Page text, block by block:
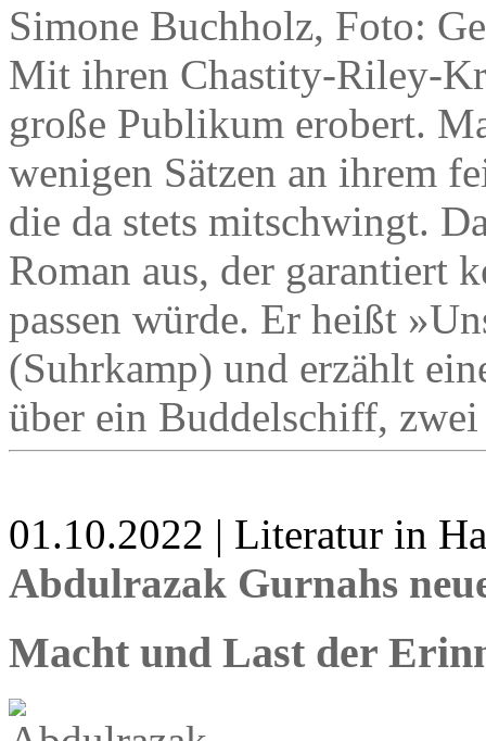
Simone Buchholz, Foto:
Mit ihren Chastity-Riley-
große Publikum erobert.
wenigen Sätzen an ihrem
die da stets mitschwingt.
Roman aus, der
passen würde. Er heißt
(Suhrkamp) und erzählt
über ein Buddelschiff,
01.10.2022 | Literatur in
Abdulrazak Gurnahs
Macht und Last der